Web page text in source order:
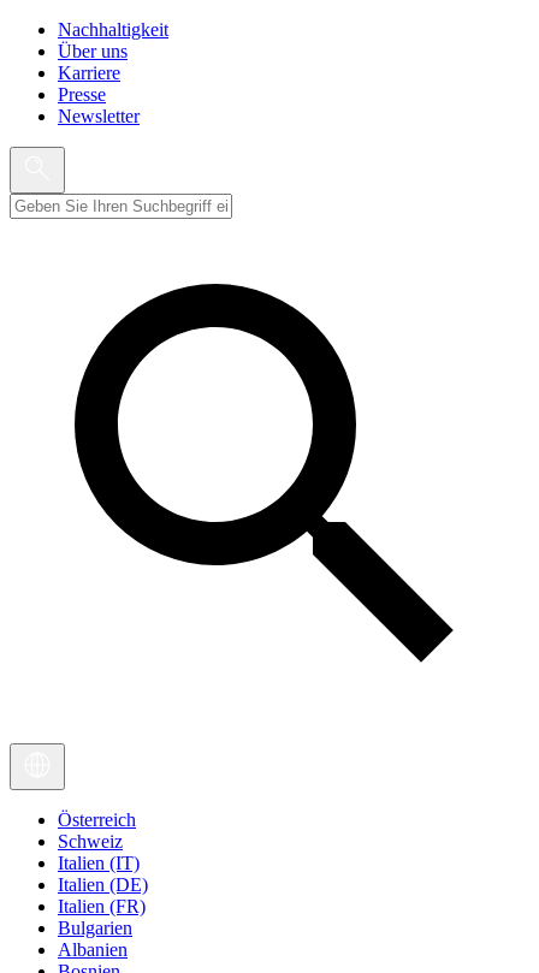
Nachhaltigkeit
Über uns
Karriere
Presse
Newsletter
Österreich
Schweiz
Italien (IT)
Italien (DE)
Italien (FR)
Bulgarien
Albanien